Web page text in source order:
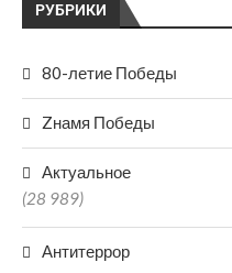
РУБРИКИ
80-летие Победы
Zнамя Победы
Актуальное
(28 989)
Антитеррор